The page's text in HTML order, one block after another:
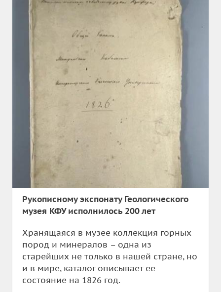
Рукописному экспонату Геологического
музея КФУ исполнилось 200 лет
Хранящаяся в музее коллекция горных
пород и минералов – одна из
старейших не только в нашей стране, но
и в мире, каталог описывает ее
состояние на 1826 год.